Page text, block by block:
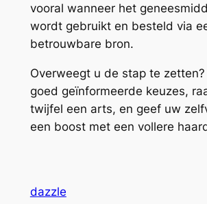
vooral wanneer het
wordt gebruikt en besteld via
betrouwbare bron.
Overweegt u de stap te
goed geïnformeerde keuzes,
twijfel een arts, en geef uw
een boost met een vollere
dazzle